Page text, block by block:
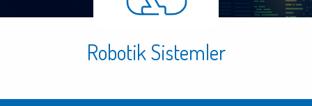
Robotik Sistemler